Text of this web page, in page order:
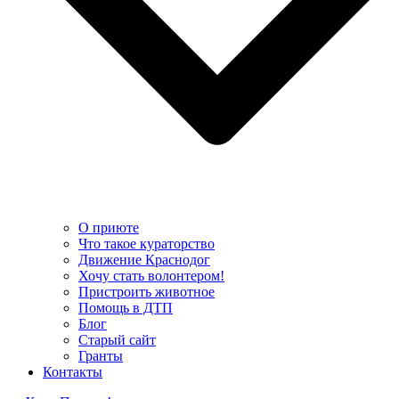
О приюте
Что такое кураторство
Движение Краснодог
Хочу стать волонтером!
Пристроить животное
Помощь в ДТП
Блог
Старый сайт
Гранты
Контакты